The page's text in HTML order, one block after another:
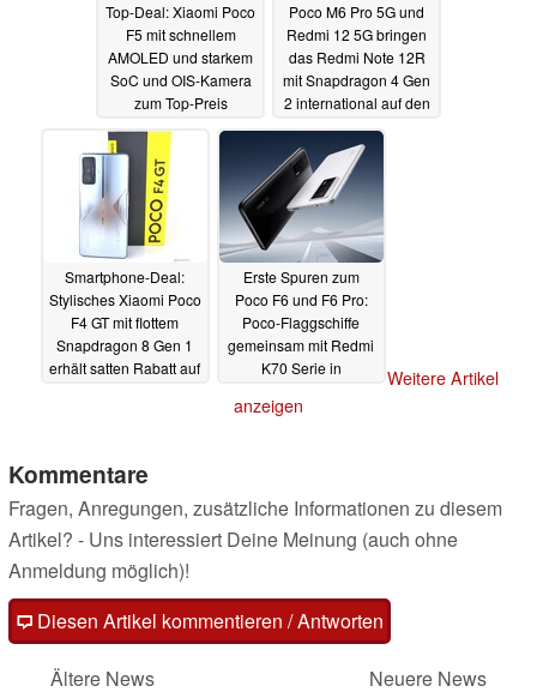
Top-Deal: Xiaomi Poco
F5 mit schnellem
AMOLED und starkem
SoC und OIS-Kamera
zum Top-Preis
erhältlich
22.07.2023
Poco M6 Pro 5G und
Redmi 12 5G bringen
das Redmi Note 12R
mit Snapdragon 4 Gen
2 international auf den
Markt20.07.2023
Smartphone-Deal:
Stylisches Xiaomi Poco
F4 GT mit flottem
Snapdragon 8 Gen 1
erhält satten Rabatt auf
Erste Spuren zum
Poco F6 und F6 Pro:
Poco-Flaggschiffe
gemeinsam mit Redmi
K70 Serie in
30.06.2023
Weitere Artikel
anzeigen
Kommentare
Fragen, Anregungen, zusätzliche Informationen zu diesem
Artikel? - Uns interessiert Deine Meinung (auch ohne
Anmeldung möglich)!
Diesen Artikel kommentieren / Antworten
Ältere News
Neuere News